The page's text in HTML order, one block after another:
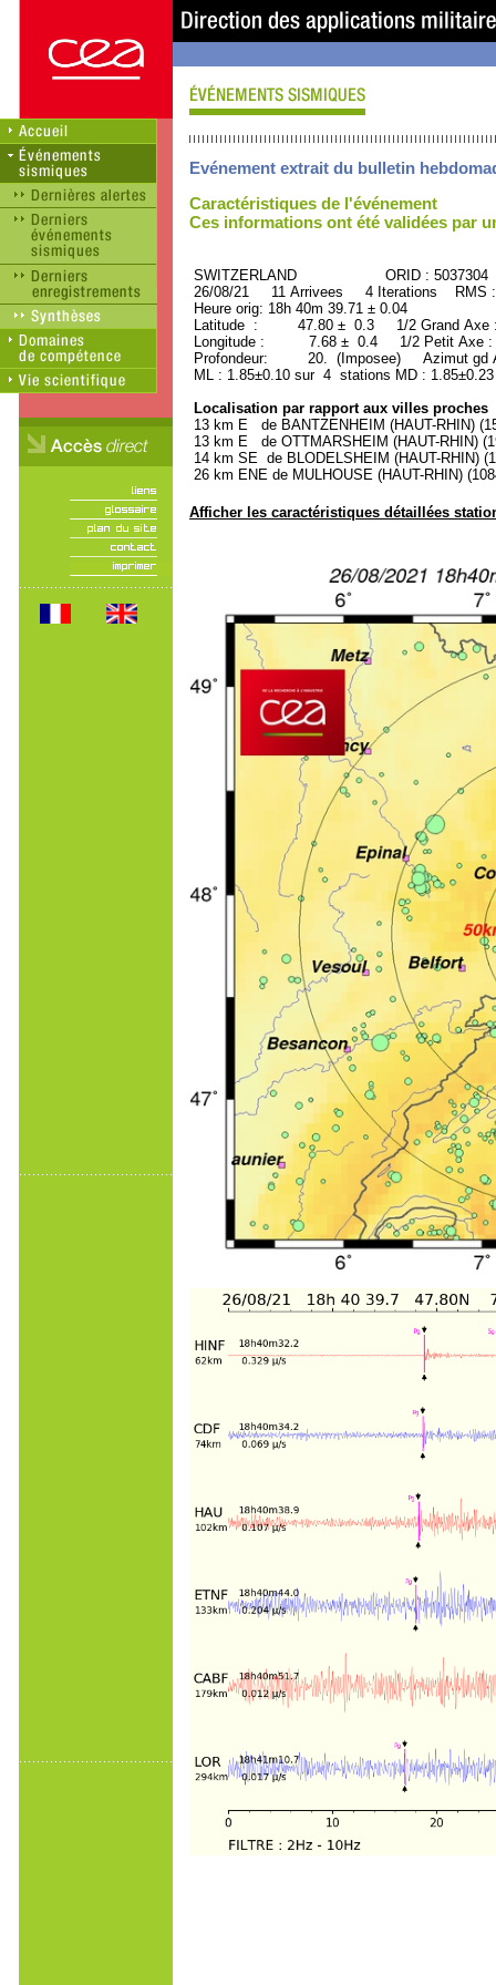
Evénement extrait du bulletin
Caractéristiques de l'événement
Ces informations ont été validées par
SWITZERLAND ORID : 5037304
26/08/21 11 Arrivees 4 Iterations RMS
Heure orig: 18h 40m 39.71 ± 0.04
Latitude : 47.80 ± 0.3 1/2 Grand
Longitude : 7.68 ± 0.4 1/2 Petit Axe
Profondeur: 20. (Imposee) Azimut gd
ML : 1.85±0.10 sur 4 stations MD :
Localisation par rapport aux villes proches
13 km E de BANTZENHEIM (HAUT-RHIN)
13 km E de OTTMARSHEIM (HAUT-RHIN)
14 km SE de BLODELSHEIM (HAUT-RHIN)
26 km ENE de MULHOUSE (HAUT-RHIN)
Afficher les caractéristiques détaillées